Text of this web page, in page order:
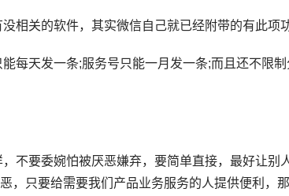
关的软件，其实微信自己就已经附带的有此项功
天发一条;服务号只能一月发一条;而且还不限
要委婉怕被厌恶嫌弃，要简单直接，最好让别
，只要给需要我们产品业务服务的人提供便利，